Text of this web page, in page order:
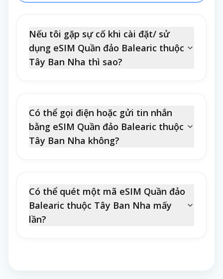
Nếu tôi gặp sự cố khi cài đặt/ sử
dụng eSIM Quần đảo Balearic thuộc
Tây Ban Nha thì sao?
Có thể gọi điện hoặc gửi tin nhắn
bằng eSIM Quần đảo Balearic thuộc
Tây Ban Nha không?
Có thể quét một mã eSIM Quần đảo
Balearic thuộc Tây Ban Nha mấy
lần?